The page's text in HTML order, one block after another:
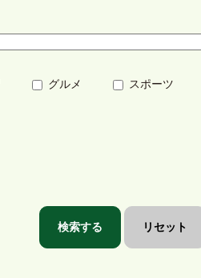
グルメ スポーツ